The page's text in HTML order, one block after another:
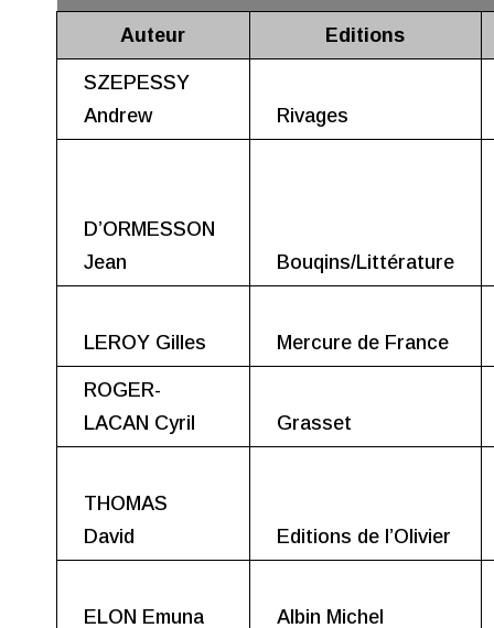
Auteur Editions
SZEPESSY
Andrew
Rivages
D’ORMESSON
Jean
Bouqins/Littérature
LEROY Gilles Mercure de France
ROGER-
LACAN Cyril
Grasset
THOMAS
David
Editions de l’Olivier
ELON Emuna Albin Michel